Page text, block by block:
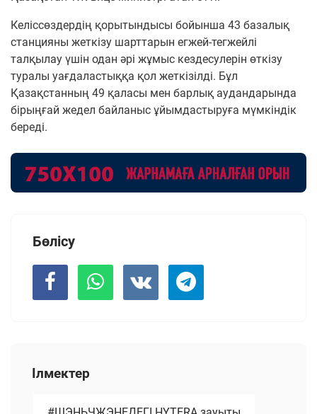
Келіссөздердің қорытындысы бойынша 43 базалық
станцияны жеткізу шарттарын егжей-тегжейлі
талқылау үшін одан әрі жұмыс кездесулерін өткізу
туралы уағдаластыққа қол жеткізілді. Бұл
Қазақстанның 49 қаласы мен барлық аудандарында
бірыңғай жедел байланыс ұйымдастыруға мүмкіндік
береді.
Бөлісу
Ілмектер